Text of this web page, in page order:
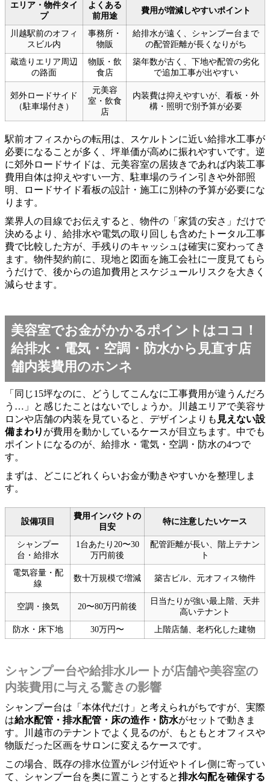
エリア・物件タイ
プ
よくある
前用途
費用が増減しやすいポイント
川越駅前のオフィ
スビル内
事務所・
物販
給排水が遠く、シャンプー台まで
の配管距離が長くなりがち
蔵造りエリア周辺
の路面
物販・飲
食店
築年数が古く、下地や配管の劣化
で追加工事が出やすい
郊外ロードサイド
（駐車場付き）
元美容
室・飲食
店
内装費は抑えやすいが、看板・外
構・照明で別予算が必要
駅前オフィスからの転用は、スケルトンに近い給排水工事が
必要になることが多く、坪単価が高めに振れやすいです。逆
に郊外ロードサイドは、元美容室の居抜きであれば内装工事
費用自体は抑えやすい一方、駐車場のライン引きや外部照
明、ロードサイド看板の設計・施工に別枠の予算が必要にな
ります。
業界人の目線でお伝えすると、物件の「家賃の安さ」だけで
決めるより、給排水や電気の取り回しも含めたトータル工事
費で比較した方が、手残りのキャッシュは確実に変わってき
ます。物件契約前に、現地と図面を施工会社に一度見てもら
うだけで、後からの追加費用とスケジュールリスクを大きく
減らせます。
美容室でお金がかかるポイントはココ！
給排水・電気・空調・防水から見直す店
舗内装費用のホンネ
「同じ15坪なのに、どうしてこんなに工事費用が違うんだろ
う…」と感じたことはないでしょうか。川越エリアで美容サ
ロンや店舗の内装を見ていると、デザインよりも 見えない設
備まわり が費用を動かしているケースが目立ちます。中でも
ポイントになるのが、給排水・電気・空調・防水の4つで
す。
まずは、どこにどれくらいお金が動きやすいかを整理しま
す。
設備項目
費用インパクトの
目安
特に注意したいケース
シャンプー
台・給排水
1台あたり20〜30
万円前後
配管距離が長い、階上テナン
ト
電気容量・配
線
数十万規模で増減 築古ビル、元オフィス物件
空調・換気 20〜80万円前後
日当たりが強い最上階、天井
高いテナント
防水・床下地
30万円〜 上階店舗、老朽化した建物
シャンプー台や給排水ルートが店舗や美容室の
内装費用に与える驚きの影響
シャンプー台は「本体代だけ」と考えられがちですが、実際
は給水配管・排水配管・床の造作・防水がセットで動きま
す。川越市のテナントでよく見るのが、もともとオフィスや
物販だった区画をサロンに変えるケースです。
この場合、既存の排水位置がレジ付近やトイレ側に寄ってい
て、シャンプー台を奥に置こうとすると排水勾配を確保する